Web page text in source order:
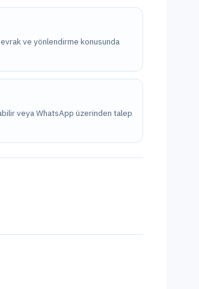
evrak ve yönlendirme konusunda
veya WhatsApp üzerinden talep